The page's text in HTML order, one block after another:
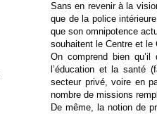
Sans en revenir à la
que de la police
que son omnipotence
souhaitent le Centre et le
On comprend bien qu’il
l’éducation et la santé
secteur privé, voire en
nombre de missions
De même, la notion de